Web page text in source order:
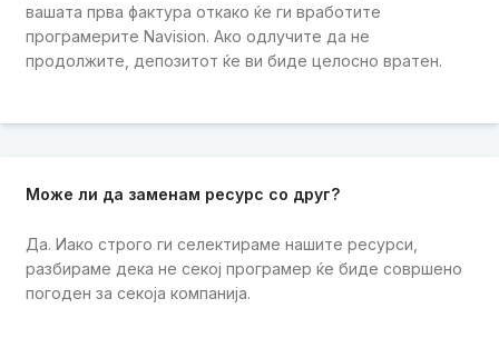
вашата прва фактура откако ќе ги вработите
програмерите Navision. Ако одлучите да не
продолжите, депозитот ќе ви биде целосно вратен.
Може ли да заменам ресурс со друг?
Да. Иако строго ги селектираме нашите ресурси,
разбираме дека не секој програмер ќе биде совршено
погоден за секоја компанија.